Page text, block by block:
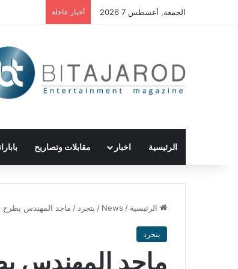
الجمعة, أغسطس 7 2026 أخبار عاجلة
الرئيسية اخبار مقابلات وتصاريح
الرئيسية /
News
/ بتجرد / ماجد المهندس يطرح
بتجرد
ماجد المهندس